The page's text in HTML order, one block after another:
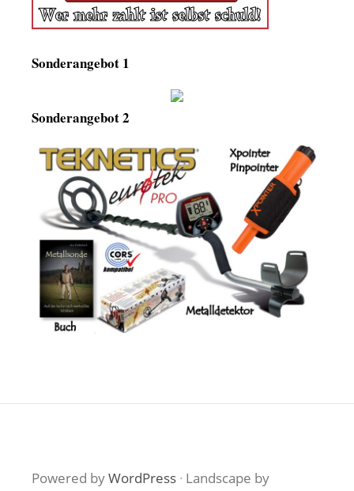
Sonderangebot 1
Sonderangebot 2
Powered byWordPress · Landscape by